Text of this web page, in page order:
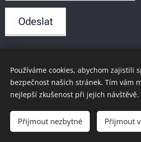
Odeslat
Cookies
Čeština
Používáme cookies, abychom zajistili
bezpečnost našich stránek. Tím vám
nejlepší zkušenost při jejich návštěvě.
Přijmout nezbytné Přijmout